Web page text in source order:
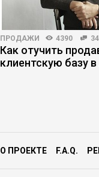
ПРОДАЖИ 4390 34
Как отучить
клиентскую базу
О ПРОЕКТЕ F.A.Q.